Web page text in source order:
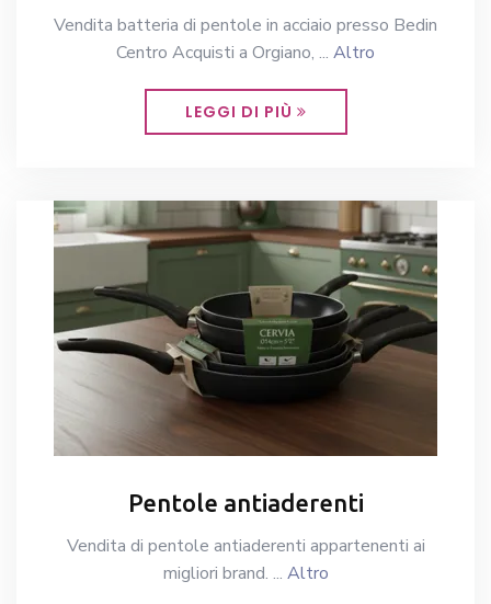
Vendita batteria di pentole in acciaio presso Bedin
Centro Acquisti a Orgiano, ... Altro
LEGGI DI PIÙ
Pentole antiaderenti
Vendita di pentole antiaderenti appartenenti ai
migliori brand. ... Altro